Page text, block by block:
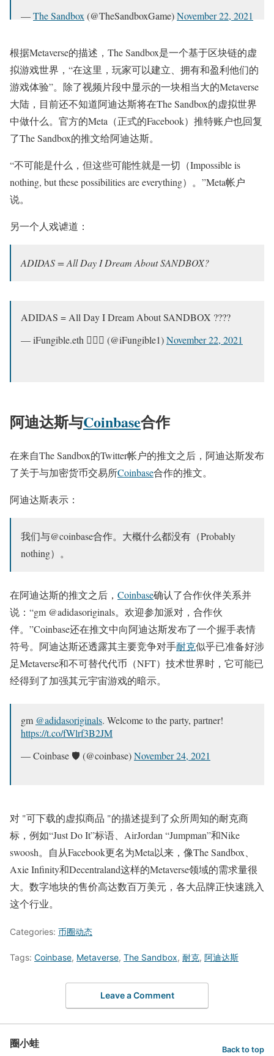
—The Sandbox (@TheSandboxGame)November 22, 2021
根据Metaverse的描述，The Sandbox是一个基于区块链的虚
拟游戏世界，“在这里，玩家可以建立、拥有和盈利他们的
游戏体验”。除了视频片段中显示的一块相当大的Metaverse
大陆，目前还不知道阿迪达斯将在The Sandbox的虚拟世界
中做什么。官方的Meta（正式的Facebook）推特账户也回复
了The Sandbox的推文给阿迪达斯。
“不可能是什么，但这些可能性就是一切（Impossible is
nothing, but these possibilities are everything）。”Meta帐户
说。
另一个人戏谑道：
ADIDAS = All Day I Dream About SANDBOX?
ADIDAS = All Day I Dream About SANDBOX ????
— iFungible.eth 🧙🏽‍♂️ (@iFungible1)November 22, 2021
阿迪达斯与Coinbase合作
在来自The Sandbox的Twitter帐户的推文之后，阿迪达斯发布
了关于与加密货币交易所Coinbase合作的推文。
阿迪达斯表示：
我们与@coinbase合作。大概什么都没有（Probably
nothing）。
在阿迪达斯的推文之后， Coinbase确认了合作伙伴关系并
说：“gm @adidasoriginals。欢迎参加派对，合作伙
伴。”Coinbase还在推文中向阿迪达斯发布了一个握手表情
符号。阿迪达斯还透露其主要竞争对手耐克似乎已准备好涉
足Metaverse和不可替代代币（NFT）技术世界时，它可能已
经得到了加强其元宇宙游戏的暗示。
gm @adidasoriginals. Welcome to the party, partner!
https://t.co/fWlrf3B2JM
— Coinbase 🛡️ (@coinbase)November 24, 2021
对 "可下载的虚拟商品 "的描述提到了众所周知的耐克商
标，例如“Just Do It”标语、AirJordan “Jumpman”和Nike
swoosh。自从Facebook更名为Meta以来，像The Sandbox、
Axie Infinity和Decentraland这样的Metaverse领域的需求量很
大。数字地块的售价高达数百万美元，各大品牌正快速跳入
这个行业。
Categories: 币圈动态
Tags: Coinbase, Metaverse, The Sandbox, 耐克, 阿迪达斯
Leave a Comment
圈小蛙 Back to top